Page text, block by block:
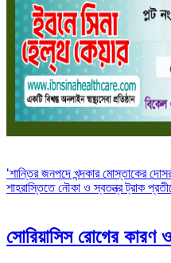
Post
navigation
‘শান্তির জনপদে খন্দকার মোস্তাকের
শাহরাস্তিতে নৌকা ও স্বতন্ত্র ট্রাক
সোরিয়াসিস রোগের কারণ